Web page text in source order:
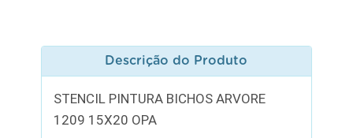
Descrição do Produto
STENCIL PINTURA BICHOS ARVORE
1209 15X20 OPA